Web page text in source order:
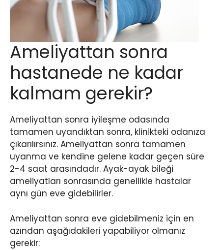
Ameliyattan sonra
hastanede ne kadar
kalmam gerekir?
Ameliyattan sonra iyileşme odasında
tamamen uyandıktan sonra, klinikteki odanıza
çıkarılırsınız. Ameliyattan sonra tamamen
uyanma ve kendine gelene kadar geçen süre
2-4 saat arasındadır. Ayak-ayak bileği
ameliyatları sonrasında genellikle hastalar
aynı gün eve gidebilirler.
Ameliyattan sonra eve gidebilmeniz için en
azından aşağıdakileri yapabiliyor olmanız
gerekir: